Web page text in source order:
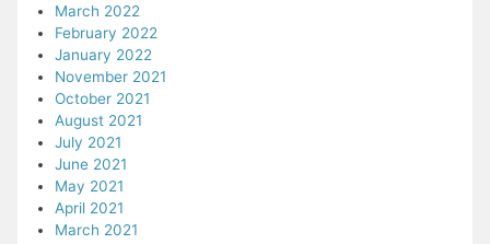
March 2022
February 2022
January 2022
November 2021
October 2021
August 2021
July 2021
June 2021
May 2021
April 2021
March 2021